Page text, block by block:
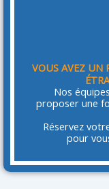
VOUS AVEZ UN
Nos
proposer une
Réservez
pour